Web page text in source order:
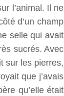
l’animal. Il ne
d’un champ
selle qui avait
sucrés. Avec
sur les pierres,
que j’avais
qu’elle était